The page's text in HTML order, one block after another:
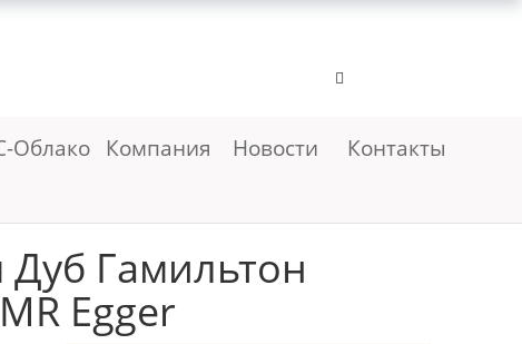
Облако Компания Новости Контакты
Гамильтон
Egger